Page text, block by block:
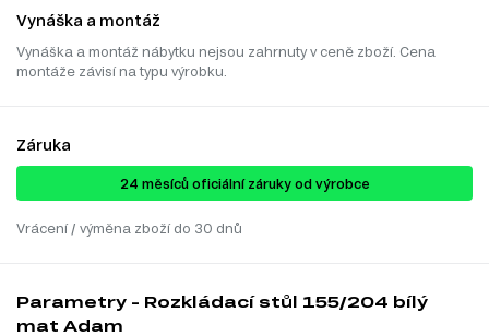
Vynáška a montáž
Vynáška a montáž nábytku nejsou zahrnuty v ceně zboží. Cena
montáže závisí na typu výrobku.
Záruka
24 ​​​​měsíců oficiální záruky od výrobce
Vrácení / výměna zboží do 30 dnů
Parametry - Rozkládací stůl 155/204 bílý
mat Adam